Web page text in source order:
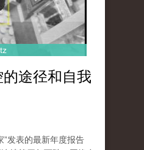
途径和自我
”发表的最新年度报告